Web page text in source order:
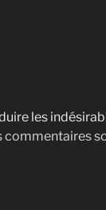
les
commentaires